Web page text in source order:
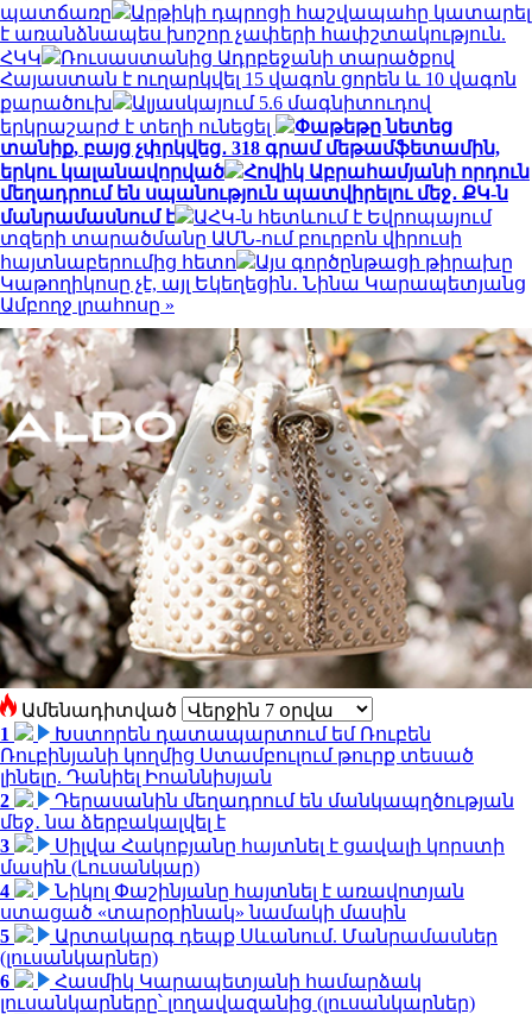
պատճառը
Արթիկի դպրոցի հաշվապահը կատարել
է առանձնապես խոշոր չափերի հափշտակություն.
ՀԿԿ
Ռուսաստանից Ադրբեջանի տարածքով
Հայաստան է ուղարկվել 15 վագոն ցորեն և 10 վագոն
քարածուխ
Ալյասկայում 5.6 մագնիտուդով
երկրաշարժ է տեղի ունեցել
Փաթեթը նետեց
տանիք, բայց չփրկվեց․ 318 գրամ մեթամֆետամին,
երկու կալանավորված
Հովիկ Աբրահամյանի որդուն
մեղադրում են սպանություն պատվիրելու մեջ․ ՔԿ-ն
մանրամասնում է
ԱՀԿ-ն հետևում է Եվրոպայում
տզերի տարածմանը ԱՄՆ-ում բուրբոն վիրուսի
հայտնաբերումից հետո
Այս գործընթացի թիրախը
Կաթողիկոսը չէ, այլ Եկեղեցին․ Նինա Կարապետյանց
Ամբողջ լրահոսը »
Ամենադիտված
1
Խստորեն դատապարտում եմ Ռուբեն
Ռուբինյանի կողմից Ստամբուլում թուրք տեսած
լինելը. Դանիել Իոաննիսյան
2
Դերասանին մեղադրում են մանկապղծության
մեջ․ նա ձերբակալվել է
3
Սիլվա Հակոբյանը հայտնել է ցավալի կորստի
մասին (Լուսանկար)
4
Նիկոլ Փաշինյանը հայտնել է առավոտյան
ստացած «տարօրինակ» նամակի մասին
5
Արտակարգ դեպք Սևանում. Մանրամասներ
(լուսանկարներ)
6
Հասմիկ Կարապետյանի համարձակ
լուսանկարները՝ լողավազանից (լուսանկարներ)